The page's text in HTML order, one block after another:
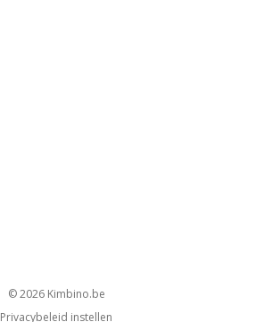
© 2026 kimbino.be
Privacybeleid instellen